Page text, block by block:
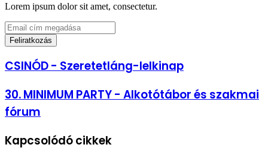
Lorem ipsum dolor sit amet, consectetur.
Email
cím
megadása
CSINÓD
-
lelkinap
CSINÓD - Szeretetláng-lelkinap
30.
MINIMUM
PARTY
és
30. MINIMUM PARTY - Alkotótábor és szakmai
fórum
Kapcsolódó cikkek